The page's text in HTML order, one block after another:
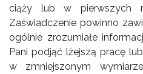
ciąży lub w pierwszych
Zaświadczenie powinno
ogólnie zrozumiałe
Pani podjąć lżejszą pracę
w zmniejszonym